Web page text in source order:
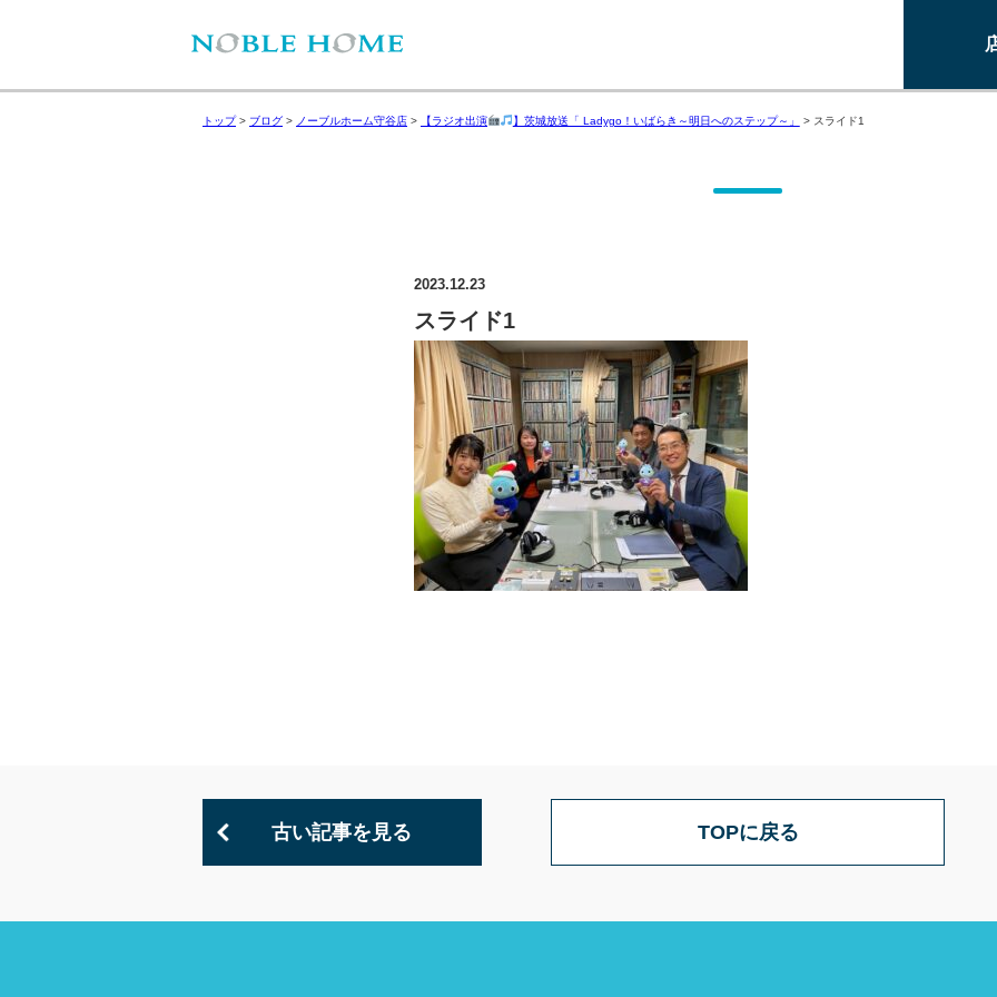
トップ> ブログ > ノーブルホーム守谷店 > 【ラジオ出演 】茨城放送「 Ladygo！いばらき～明日へのステップ～」 > スライド1
2023.12.23
スライド1
古い記事を見る TOPに戻る